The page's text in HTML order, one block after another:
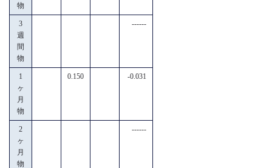
物
3
週
間
物
------
1
ヶ
月
物
0.150 -0.031
2
ヶ
月
物
------